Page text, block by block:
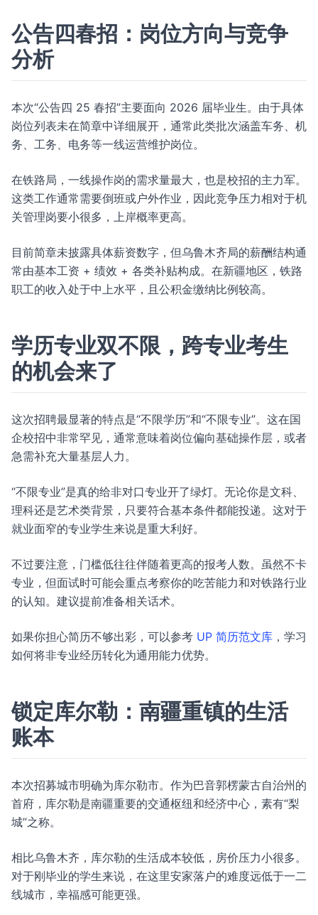
公告四春招：岗位方向与竞争
分析
本次“公告四 25 春招”主要面向 2026 届毕业生。由于具体
岗位列表未在简章中详细展开，通常此类批次涵盖车务、机
务、工务、电务等一线运营维护岗位。
在铁路局，一线操作岗的需求量最大，也是校招的主力军。
这类工作通常需要倒班或户外作业，因此竞争压力相对于机
关管理岗要小很多，上岸概率更高。
目前简章未披露具体薪资数字，但乌鲁木齐局的薪酬结构通
常由基本工资 + 绩效 + 各类补贴构成。在新疆地区，铁路
职工的收入处于中上水平，且公积金缴纳比例较高。
学历专业双不限，跨专业考生
的机会来了
这次招聘最显著的特点是“不限学历”和“不限专业”。这在国
企校招中非常罕见，通常意味着岗位偏向基础操作层，或者
急需补充大量基层人力。
“不限专业”是真的给非对口专业开了绿灯。无论你是文科、
理科还是艺术类背景，只要符合基本条件都能投递。这对于
就业面窄的专业学生来说是重大利好。
不过要注意，门槛低往往伴随着更高的报考人数。虽然不卡
专业，但面试时可能会重点考察你的吃苦能力和对铁路行业
的认知。建议提前准备相关话术。
如果你担心简历不够出彩，可以参考 UP 简历范文库 ，学习
如何将非专业经历转化为通用能力优势。
锁定库尔勒：南疆重镇的生活
账本
本次招募城市明确为库尔勒市。作为巴音郭楞蒙古自治州的
首府，库尔勒是南疆重要的交通枢纽和经济中心，素有“梨
城”之称。
相比乌鲁木齐，库尔勒的生活成本较低，房价压力小很多。
对于刚毕业的学生来说，在这里安家落户的难度远低于一二
线城市，幸福感可能更强。